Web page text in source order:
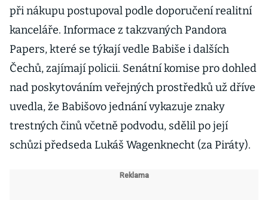
při nákupu postupoval podle doporučení realitní
kanceláře. Informace z takzvaných Pandora
Papers, které se týkají vedle Babiše i dalších
Čechů, zajímají policii. Senátní komise pro dohled
nad poskytováním veřejných prostředků už dříve
uvedla, že Babišovo jednání vykazuje znaky
trestných činů včetně podvodu, sdělil po její
schůzi předseda Lukáš Wagenknecht (za Piráty).